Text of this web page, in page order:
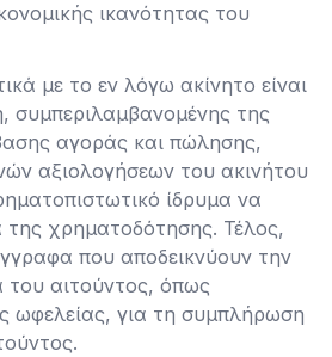
ικανότητας του
με το εν λόγω ακίνητο είναι
συμπεριλαμβανομένης της
αγοράς και πώλησης,
αξιολογήσεων του ακινήτου
ίδρυμα να
της χρηματοδότησης. Τέλος,
που αποδεικνύουν την
του αιτούντος, όπως
ωφελείας, για τη συμπλήρωση